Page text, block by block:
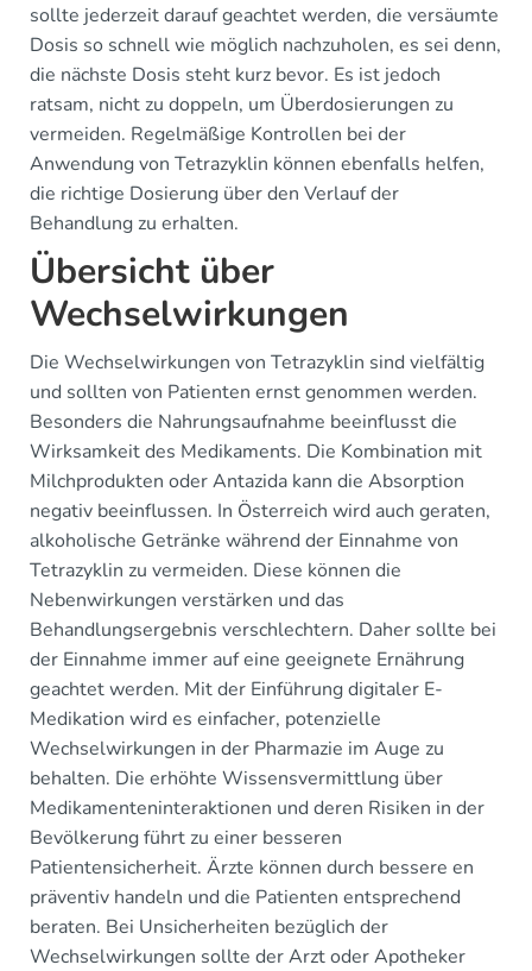
sollte jederzeit darauf geachtet werden, die versäumte
Dosis so schnell wie möglich nachzuholen, es sei denn,
die nächste Dosis steht kurz bevor. Es ist jedoch
ratsam, nicht zu doppeln, um Überdosierungen zu
vermeiden. Regelmäßige Kontrollen bei der
Anwendung von Tetrazyklin können ebenfalls helfen,
die richtige Dosierung über den Verlauf der
Behandlung zu erhalten.
Übersicht über
Wechselwirkungen
Die Wechselwirkungen von Tetrazyklin sind vielfältig
und sollten von Patienten ernst genommen werden.
Besonders die Nahrungsaufnahme beeinflusst die
Wirksamkeit des Medikaments. Die Kombination mit
Milchprodukten oder Antazida kann die Absorption
negativ beeinflussen. In Österreich wird auch geraten,
alkoholische Getränke während der Einnahme von
Tetrazyklin zu vermeiden. Diese können die
Nebenwirkungen verstärken und das
Behandlungsergebnis verschlechtern. Daher sollte bei
der Einnahme immer auf eine geeignete Ernährung
geachtet werden. Mit der Einführung digitaler E-
Medikation wird es einfacher, potenzielle
Wechselwirkungen in der Pharmazie im Auge zu
behalten. Die erhöhte Wissensvermittlung über
Medikamenteninteraktionen und deren Risiken in der
Bevölkerung führt zu einer besseren
Patientensicherheit. Ärzte können durch bessere en
präventiv handeln und die Patienten entsprechend
beraten. Bei Unsicherheiten bezüglich der
Wechselwirkungen sollte der Arzt oder Apotheker